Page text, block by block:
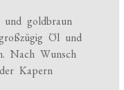
goldbraun
Öl und
Nach Wunsch
Kapern